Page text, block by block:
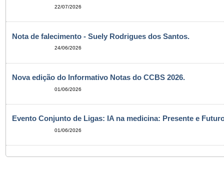
22/07/2026
Nota de falecimento - Suely Rodrigues dos Santos.
24/06/2026
Nova edição do Informativo Notas do CCBS 2026.
01/06/2026
Evento Conjunto de Ligas: IA na medicina: Presente e
01/06/2026